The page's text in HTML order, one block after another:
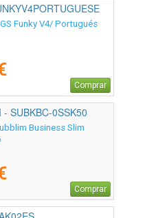
Funky V4/ Portugués
Comprar
- SUBKBC-0SSK50
Business Slim
Comprar